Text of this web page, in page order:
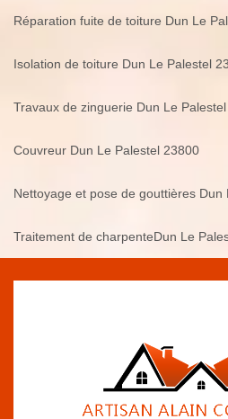
Réparation fuite de toiture Dun Le
Isolation de toiture Dun Le Palestel
Travaux de zinguerie Dun Le
Couvreur Dun Le Palestel 23800
Nettoyage et pose de gouttières Dun
Traitement de charpenteDun Le